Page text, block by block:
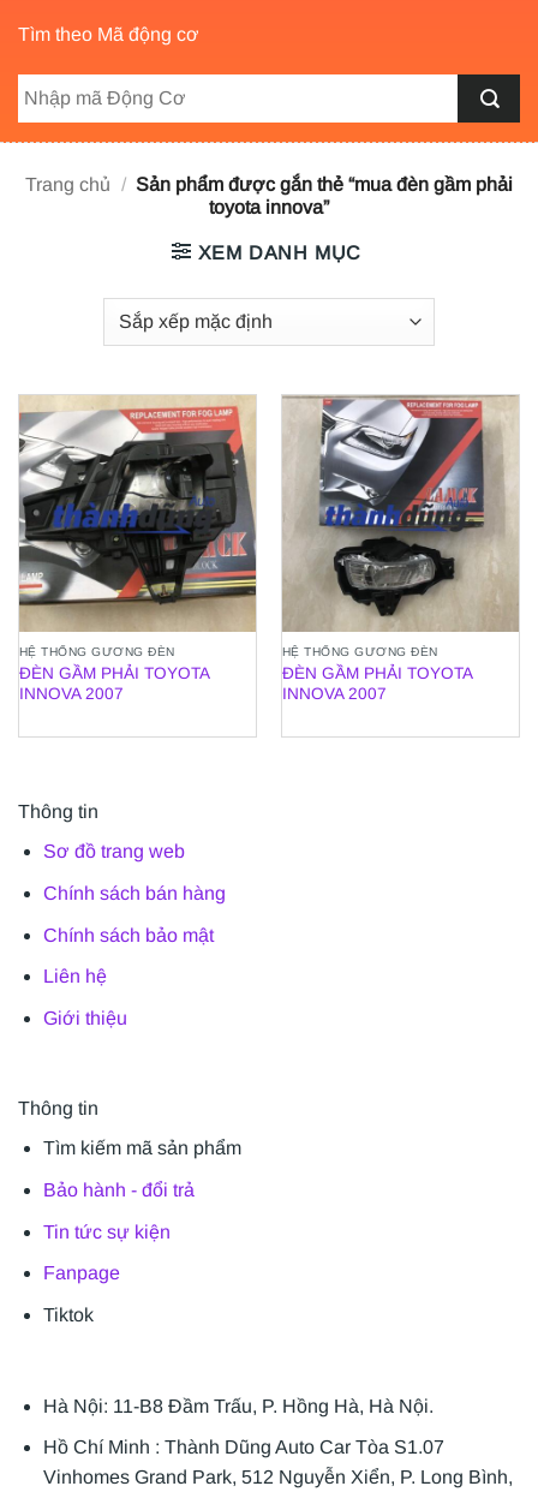
Tìm theo Mã động cơ
Trang chủ / Sản phẩm được gắn thẻ “mua đèn gầm phải
toyota innova”
XEM DANH MỤC
HỆ THỐNG GƯƠNG ĐÈN
ĐÈN GẦM PHẢI TOYOTA
INNOVA 2007
HỆ THỐNG GƯƠNG ĐÈN
ĐÈN GẦM PHẢI TOYOTA
INNOVA 2007
Thông tin
Sơ đồ trang web
Chính sách bán hàng
Chính sách bảo mật
Liên hệ
Giới thiệu
Thông tin
Tìm kiếm mã sản phẩm
Bảo hành - đổi trả
Tin tức sự kiện
Fanpage
Tiktok
Hà Nội: 11-B8 Đầm Trấu, P. Hồng Hà, Hà Nội.
Hồ Chí Minh : Thành Dũng Auto Car Tòa S1.07
Vinhomes Grand Park, 512 Nguyễn Xiển, P. Long Bình,